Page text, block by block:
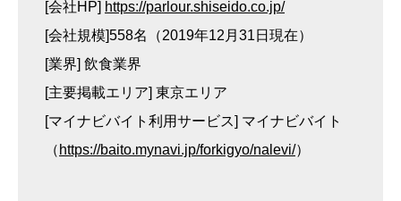
[会社HP] https://parlour.shiseido.co.jp/
[会社規模]558名（2019年12月31日現在）
[業界] 飲食業界
[主要掲載エリア] 東京エリア
[マイナビバイト利用サービス] マイナビバイト
（ https://baito.mynavi.jp/forkigyo/nalevi/）